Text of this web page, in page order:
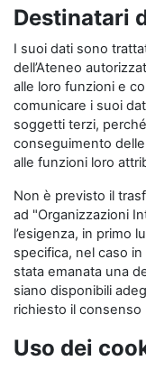
Destinatari
I suoi dati sono
dell’Ateneo
alle loro funzioni e
comunicare i suoi
soggetti terzi,
conseguimento
alle funzioni loro
Non è previsto il
ad "Organizzazioni
l’esigenza, in primo
specifica, nel caso
stata emanata una
siano disponibili
richiesto il
Uso dei